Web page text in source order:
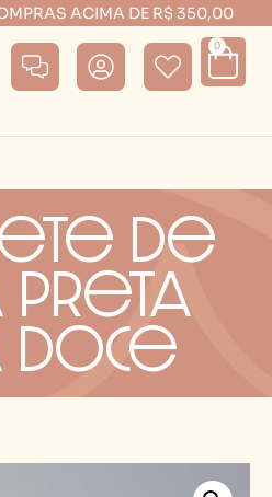
ACIMA DE R$ 350,00
0
de
Doce